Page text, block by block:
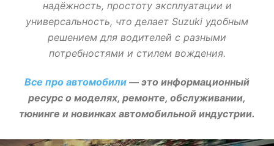
надёжность, простоту эксплуатации и
универсальность, что делает Suzuki удобным
решением для водителей с разными
потребностями и стилем вождения.
Все про автомобили — это информационный
ресурс о моделях, ремонте, обслуживании,
тюнинге и новинках автомобильной индустрии.